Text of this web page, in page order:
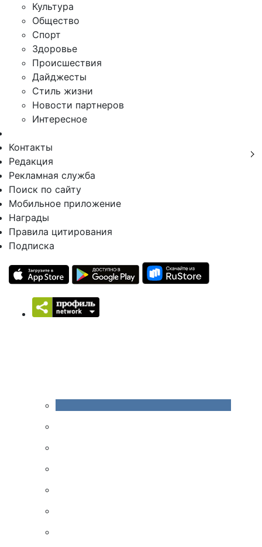
Культура
Общество
Спорт
Здоровье
Происшествия
Дайджесты
Стиль жизни
Новости партнеров
Интересное
Контакты
Редакция
Рекламная служба
Поиск по сайту
Мобильное приложение
Награды
Правила цитирования
Подписка